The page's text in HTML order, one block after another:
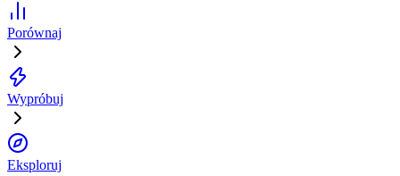
Porównaj
Wypróbuj
Eksploruj